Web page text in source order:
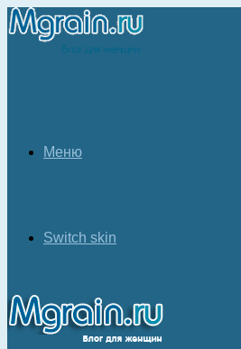
Меню
Switch skin